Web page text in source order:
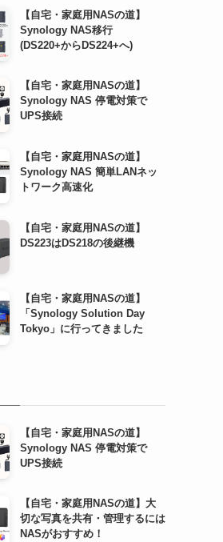
【自宅・家庭用NASの道】
Synology NAS移行
(DS220+からDS224+へ)
【自宅・家庭用NASの道】
Synology NAS 停電対策で
UPS接続
【自宅・家庭用NASの道】
Synology NAS 簡単LANネッ
トワーク高速化
【自宅・家庭用NASの道】
DS223はDS218の後継機
【自宅・家庭用NASの道】
「Synology Solution Day
Tokyo」に行ってきました
【自宅・家庭用NASの道】
Synology NAS 停電対策で
UPS接続
【自宅・家庭用NASの道】大
切な写真を共有・管理するには
NASがおすすめ！